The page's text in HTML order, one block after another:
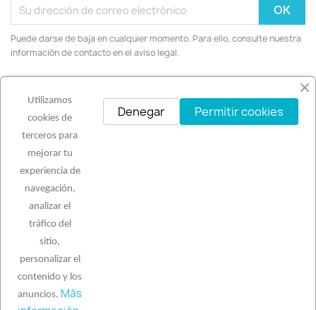
Puede darse de baja en cualquier momento. Para ello, consulte nuestra
información de contacto en el aviso legal.
PRODUCTOS
NUESTRA EMPRESA
SU CUENTA
INFORMACIÓN DE LA TIENDA
Utilizamos
cookies de
terceros para
mejorar tu
experiencia de
navegación,
analizar el
tráfico del
sitio,
personalizar el
contenido y los
anuncios. Más
Permitir cookies
Denegar